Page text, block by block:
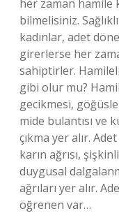
her zaman hamile
bilmelisiniz.
kadınlar, adet
girerlerse her
sahiptirler.
gibi olur mu?
gecikmesi,
mide bulantısı ve
çıkma yer alır.
karın ağrısı,
duygusal
ağrıları yer alır.
öğrenen var…